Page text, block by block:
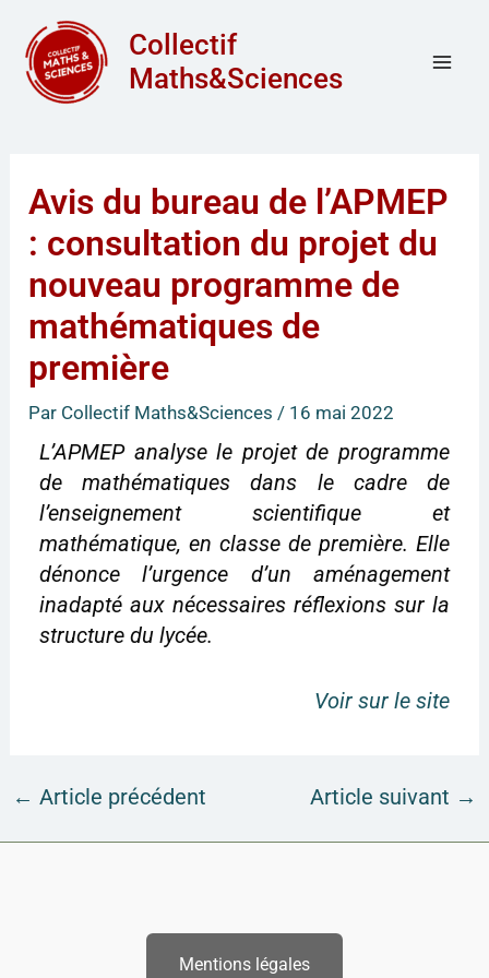
contenu
Collectif
Maths&Sciences
Avis du bureau de l’APMEP
: consultation du projet du
nouveau programme de
mathématiques de
première
Par Collectif Maths&Sciences/ 16 mai 2022
L’APMEP analyse le projet de programme
de mathématiques dans le cadre de
l’enseignement scientifique et
mathématique, en classe de première. Elle
dénonce l’urgence d’un aménagement
inadapté aux nécessaires réflexions sur la
structure du lycée.
Voir sur le site
← Article précédent Article suivant →
Mentions légales